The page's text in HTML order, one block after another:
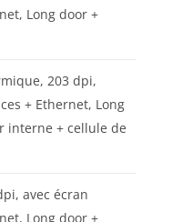
Long door +
203 dpi,
+ Ethernet, Long
interne + cellule de
avec écran
Long door +